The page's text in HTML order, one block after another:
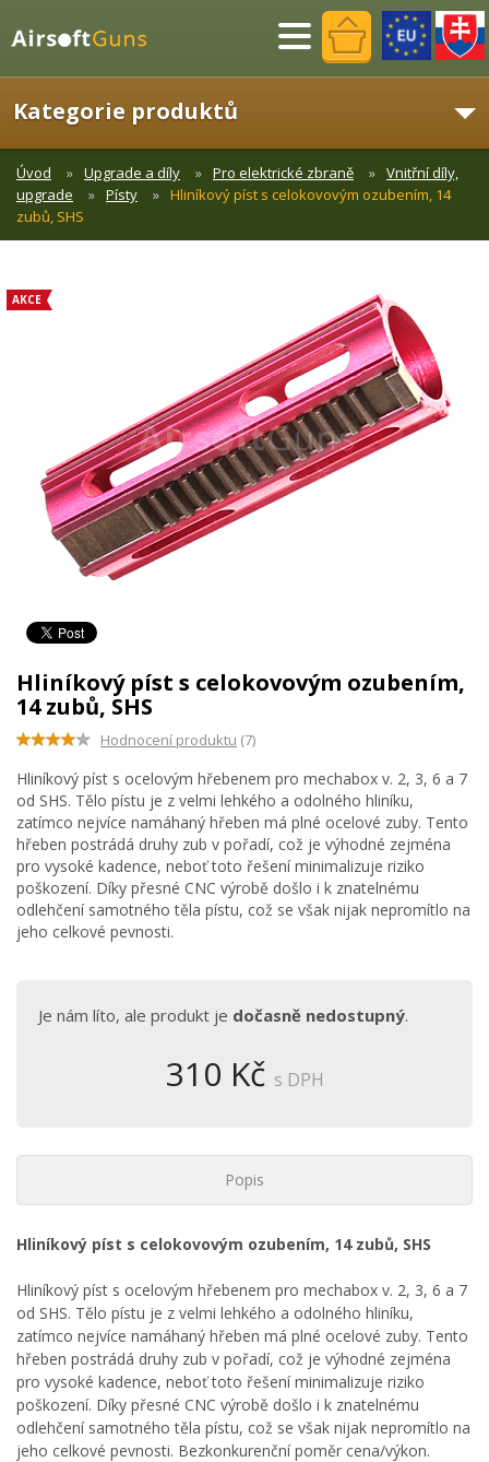
Menu
Kategorie produktů
Úvod Upgrade a díly Pro elektrické zbraně
Vnitřní díly,
upgrade
Písty
Hliníkový píst s celokovovým ozubením, 14
zubů, SHS
AKCE
Hliníkový píst s celokovovým ozubením,
14 zubů, SHS
Hodnocení produktu (7)
Hliníkový píst s ocelovým hřebenem pro mechabox v. 2, 3, 6 a 7
od SHS. Tělo pístu je z velmi lehkého a odolného hliníku,
zatímco nejvíce namáhaný hřeben má plné ocelové zuby. Tento
hřeben postrádá druhy zub v pořadí, což je výhodné zejména
pro vysoké kadence, neboť toto řešení minimalizuje riziko
poškození. Díky přesné CNC výrobě došlo i k znatelnému
odlehčení samotného těla pístu, což se však nijak nepromítlo na
jeho celkové pevnosti.
Je nám líto, ale produkt je dočasně nedostupný.
310 Kč s DPH
Popis
Hliníkový píst s celokovovým ozubením, 14 zubů, SHS
Hliníkový píst s ocelovým hřebenem pro mechabox v. 2, 3, 6 a 7
od SHS. Tělo pístu je z velmi lehkého a odolného hliníku,
zatímco nejvíce namáhaný hřeben má plné ocelové zuby. Tento
hřeben postrádá druhy zub v pořadí, což je výhodné zejména
pro vysoké kadence, neboť toto řešení minimalizuje riziko
poškození. Díky přesné CNC výrobě došlo i k znatelnému
odlehčení samotného těla pístu, což se však nijak nepromítlo na
jeho celkové pevnosti. Bezkonkurenční poměr cena/výkon.